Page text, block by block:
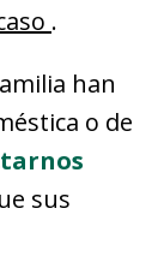
.
han
o de
sus